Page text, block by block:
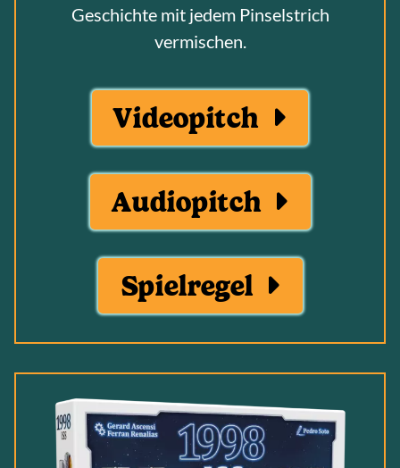
Geschichte mit jedem Pinselstrich
vermischen.
Videopitch
Audiopitch
Spielregel